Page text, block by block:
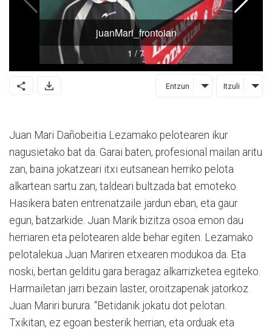
Entzun Itzuli
Juan Mari Dañobeitia Lezamako pelotearen ikur
nagusietako bat da. Garai baten, profesional mailan aritu
zan, baina jokatzeari itxi eutsanean herriko pelota
alkartean sartu zan, taldeari bultzada bat emoteko.
Hasikera baten entrenatzaile jardun eban, eta gaur
egun, batzarkide. Juan Marik bizitza osoa emon dau
herriaren eta pelotearen alde behar egiten. Lezamako
pelotalekua Juan Mariren etxearen modukoa da. Eta
noski, bertan gelditu gara beragaz alkarrizketea egiteko.
Harmailetan jarri bezain laster, oroitzapenak jatorkoz
Juan Mariri burura. “Betidanik jokatu dot pelotan.
Txikitan, ez egoan besterik herrian, eta orduak eta